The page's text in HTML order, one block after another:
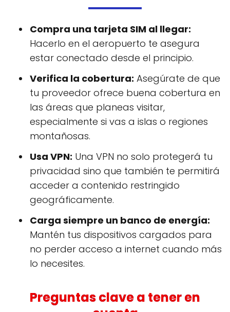
Compra una tarjeta SIM al llegar:
Hacerlo en el aeropuerto te asegura
estar conectado desde el principio.
Verifica la cobertura: Asegúrate de que
tu proveedor ofrece buena cobertura en
las áreas que planeas visitar,
especialmente si vas a islas o regiones
montañosas.
Usa VPN: Una VPN no solo protegerá tu
privacidad sino que también te permitirá
acceder a contenido restringido
geográficamente.
Carga siempre un banco de energía:
Mantén tus dispositivos cargados para
no perder acceso a internet cuando más
lo necesites.
Preguntas clave a tener en